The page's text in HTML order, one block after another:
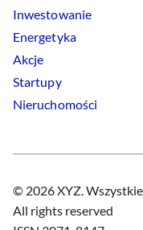
Inwestowanie
Energetyka
Akcje
Startupy
Nieruchomości
© 2026 XYZ.
All rights reserved